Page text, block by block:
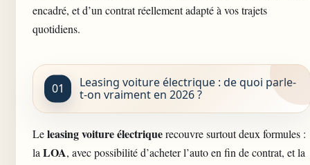
encadré, et d’un contrat réellement adapté à vos trajets
quotidiens.
Leasing voiture électrique : de quoi parle-
t-on vraiment en 2026 ?
Leleasing voiture électriquerecouvre surtout deux formules :
la LOA, avec possibilité d’acheter l’auto en fin de contrat, et la